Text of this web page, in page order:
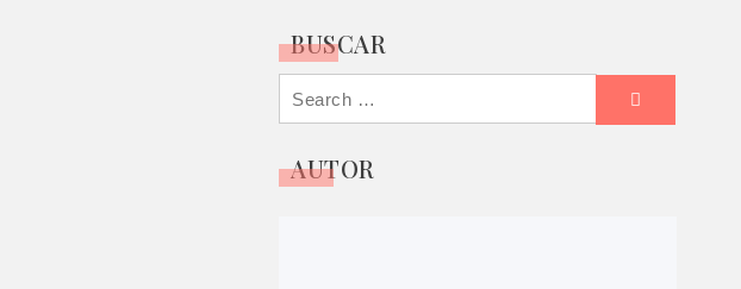
BUSCAR
for:
AUTOR